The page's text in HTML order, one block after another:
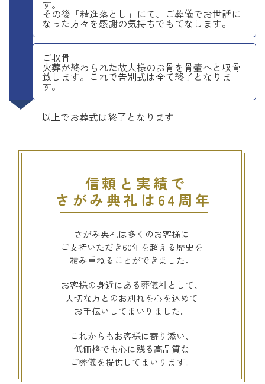
す。
その後「精進落とし」にて、ご葬儀でお世話に
なった方々を感謝の気持ちでもてなします。
ご収骨
火葬が終わられた故人様のお骨を骨壷へと収骨
致します。これで告別式は全て終了となりま
す。
以上でお葬式は終了となります
信頼と実績で
さがみ典礼は64周年
さがみ典礼は多くのお客様に
ご支持いただき60年を超える歴史を
積み重ねることができました。
お客様の身近にある葬儀社として、
大切な方とのお別れを心を込めて
お手伝いしてまいりました。
これからもお客様に寄り添い、
低価格でも心に残る高品質な
ご葬儀を提供してまいります。